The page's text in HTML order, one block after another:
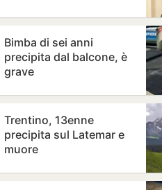
milioni di…
Bimba di sei anni
precipita dal balcone, è
grave
Trentino, 13enne
precipita sul Latemar e
muore